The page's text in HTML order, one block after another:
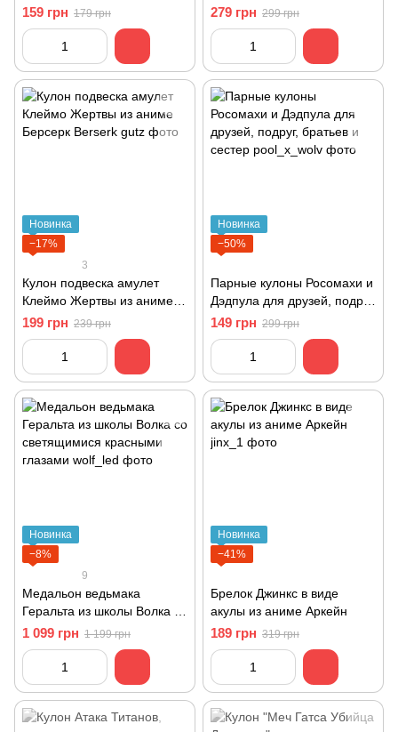
159 грн 179 грн
школы Волка с красными
глазами
279 грн 299 грн
Новинка
−17%
3
Кулон подвеска амулет
Клеймо Жертвы из аниме
Берсерк Berserk
199 грн 239 грн
Новинка
−50%
Парные кулоны Росомахи и
Дэдпула для друзей, подруг,
братьев и сестер
149 грн 299 грн
Новинка
−8%
9
Медальон ведьмака
Геральта из школы Волка со
светящимися красными
глазами
1 099 грн 1 199 грн
Новинка
−41%
Брелок Джинкс в виде
акулы из аниме Аркейн
189 грн 319 грн